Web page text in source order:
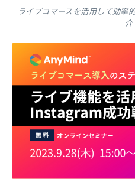
ライブコマースを活用して効率
介